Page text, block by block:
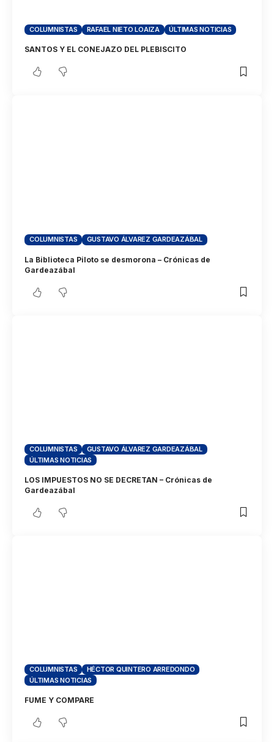
COLUMNISTAS RAFAEL NIETO LOAIZA ÚLTIMAS NOTICIAS
SANTOS Y EL CONEJAZO DEL PLEBISCITO
COLUMNISTAS GUSTAVO ÁLVAREZ GARDEAZÁBAL
La Biblioteca Piloto se desmorona – Crónicas de
Gardeazábal
COLUMNISTAS
GUSTAVO ÁLVAREZ GARDEAZÁBAL
ÚLTIMAS NOTICIAS
LOS IMPUESTOS NO SE DECRETAN – Crónicas de
Gardeazábal
COLUMNISTAS
HÉCTOR QUINTERO ARREDONDO
ÚLTIMAS NOTICIAS
FUME Y COMPARE